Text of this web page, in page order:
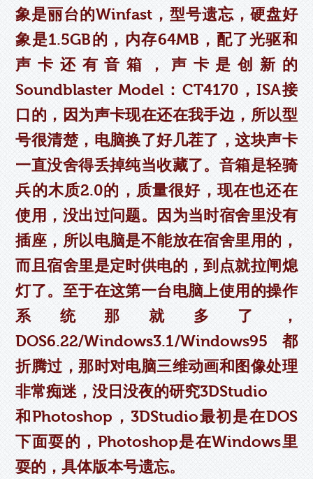
象是丽台的Winfast，型号遗忘，硬盘好
象是1.5GB的，内存64MB，配了光驱和
声卡还有音箱，声卡是创新的
Soundblaster Model：CT4170，ISA接
口的，因为声卡现在还在我手边，所以型
号很清楚，电脑换了好几茬了，这块声卡
一直没舍得丢掉纯当收藏了。音箱是轻骑
兵的木质2.0的，质量很好，现在也还在
使用，没出过问题。因为当时宿舍里没有
插座，所以电脑是不能放在宿舍里用的，
而且宿舍里是定时供电的，到点就拉闸熄
灯了。至于在这第一台电脑上使用的操作
系统那就多了，
DOS6.22/Windows3.1/Windows95都
折腾过，那时对电脑三维动画和图像处理
非常痴迷，没日没夜的研究3DStudio
和Photoshop，3DStudio最初是在DOS
下面耍的，Photoshop是在Windows里
耍的，具体版本号遗忘。